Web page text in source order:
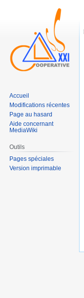
Accueil
Modifications récentes
Page au hasard
Aide concernant
MediaWiki
Outils
Pages spéciales
Version imprimable